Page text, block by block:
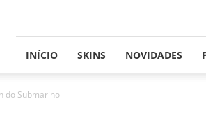
INÍCIO SKINS NOVIDADES
do Submarino